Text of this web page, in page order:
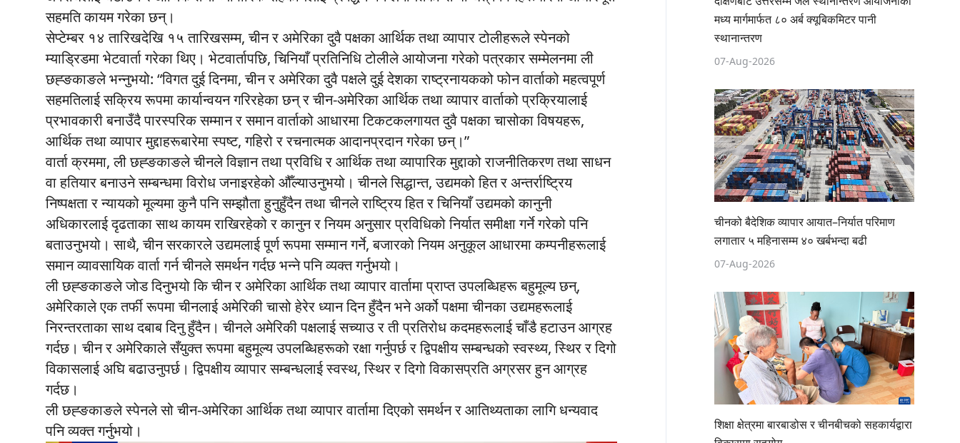
सहमति कायम गरेका छन्।
सेप्टेम्बर १४ तारिखदेखि १५ तारिखसम्म, चीन र अमेरिका दुवै पक्षका आर्थिक तथा व्यापार टोलीहरूले स्पेनको
म्याड्रिडमा भेटवार्ता गरेका थिए। भेटवार्तापछि, चिनियाँ प्रतिनिधि टोलीले आयोजना गरेको पत्रकार सम्मेलनमा ली
छह्ङकाङले भन्नुभयो: “विगत दुई दिनमा, चीन र अमेरिका दुवै पक्षले दुई देशका राष्ट्रनायकको फोन वार्ताको महत्वपूर्ण
सहमतिलाई सक्रिय रूपमा कार्यान्वयन गरिरहेका छन् र चीन-अमेरिका आर्थिक तथा व्यापार वार्ताको प्रक्रियालाई
प्रभावकारी बनाउँदै पारस्परिक सम्मान र समान वार्ताको आधारमा टिकटकलगायत दुवै पक्षका चासोका विषयहरू,
आर्थिक तथा व्यापार मुद्दाहरूबारेमा स्पष्ट, गहिरो र रचनात्मक आदानप्रदान गरेका छन्।”
वार्ता क्रममा, ली छह्ङकाङले चीनले विज्ञान तथा प्रविधि र आर्थिक तथा व्यापारिक मुद्दाको राजनीतिकरण तथा साधन
वा हतियार बनाउने सम्बन्धमा विरोध जनाइरहेको औँल्याउनुभयो। चीनले सिद्धान्त, उद्यमको हित र अन्तर्राष्ट्रिय
निष्पक्षता र न्यायको मूल्यमा कुनै पनि सम्झौता हुनुहुँदैन तथा चीनले राष्ट्रिय हित र चिनियाँ उद्यमको कानुनी
अधिकारलाई दृढताका साथ कायम राखिरहेको र कानुन र नियम अनुसार प्रविधिको निर्यात समीक्षा गर्ने गरेको पनि
बताउनुभयो। साथै, चीन सरकारले उद्यमलाई पूर्ण रूपमा सम्मान गर्ने, बजारको नियम अनुकूल आधारमा कम्पनीहरूलाई
समान व्यावसायिक वार्ता गर्न चीनले समर्थन गर्दछ भन्ने पनि व्यक्त गर्नुभयो।
ली छह्ङकाङले जोड दिनुभयो कि चीन र अमेरिका आर्थिक तथा व्यापार वार्तामा प्राप्त उपलब्धिहरू बहुमूल्य छन्,
अमेरिकाले एक तर्फी रूपमा चीनलाई अमेरिकी चासो हेरेर ध्यान दिन हुँदैन भने अर्को पक्षमा चीनका उद्यमहरूलाई
निरन्तरताका साथ दबाब दिनु हुँदैन। चीनले अमेरिकी पक्षलाई सच्याउ र ती प्रतिरोध कदमहरूलाई चाँडै हटाउन आग्रह
गर्दछ। चीन र अमेरिकाले सँयुक्त रूपमा बहुमूल्य उपलब्धिहरूको रक्षा गर्नुपर्छ र द्विपक्षीय सम्बन्धको स्वस्थ्य, स्थिर र दिगो
विकासलाई अघि बढाउनुपर्छ। द्विपक्षीय व्यापार सम्बन्धलाई स्वस्थ, स्थिर र दिगो विकासप्रति अग्रसर हुन आग्रह
गर्दछ।
ली छह्ङकाङले स्पेनले सो चीन-अमेरिका आर्थिक तथा व्यापार वार्तामा दिएको समर्थन र आतिथ्यताका लागि धन्यवाद
पनि व्यक्त गर्नुभयो।
मध्य मार्गमार्फत ८० अर्ब क्यूबिकमिटर पानी
स्थानान्तरण
07-Aug-2026
चीनको बैदेशिक व्यापार आयात–निर्यात परिमाण
लगातार ५ महिनासम्म ४० खर्बभन्दा बढी
07-Aug-2026
शिक्षा क्षेत्रमा बारबाडोस र चीनबीचको सहकार्यद्वारा